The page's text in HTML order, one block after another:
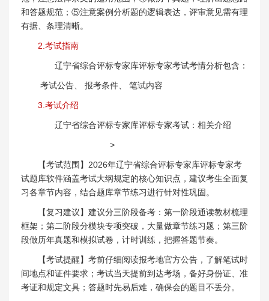
和答题规范；⑤注意案例分析题的逻辑表达，评审意见需有理
有据、条理清晰。
2.考试指南
辽宁省综合评标专家库评标专家考试考情分析包含：
考试公告、 报考条件、 笔试内容
3.考试介绍
辽宁省综合评标专家库评标专家考试：相关介绍
>
【考试范围】2026年辽宁省综合评标专家库评标专家考
试题库软件涵盖考试大纲规定的核心知识点，建议考生全面复
习各章节内容，结合题库章节练习进行针对性巩固。
【复习建议】建议分三阶段备考：第一阶段通读教材梳理
框架；第二阶段分模块专项突破，大量做章节练习题；第三阶
段做历年真题和模拟试卷，计时训练，把握答题节奏。
【考试提醒】考前仔细阅读报考地官方公告，了解笔试时
间地点和证件要求；考试当天提前到达考场，备好身份证、准
考证和规定文具；答题时先易后难，确保会的题目不丢分。